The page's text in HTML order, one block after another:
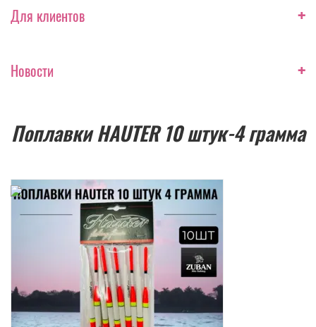
Для клиентов +
Новости +
Поплавки HAUTER 10 штук-4 грамма